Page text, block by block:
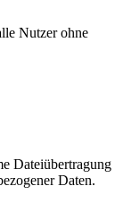
Nutzer ohne
Dateiübertragung
Daten.